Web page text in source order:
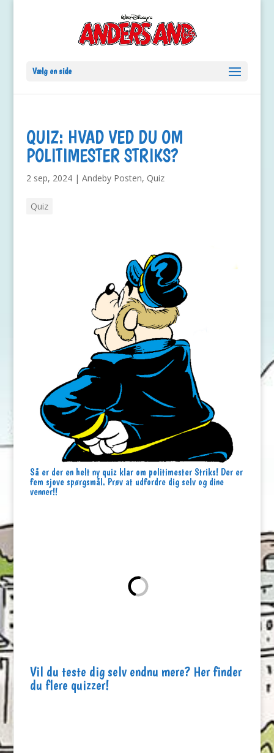
Vælg en side
QUIZ: HVAD VED DU OM
POLITIMESTER STRIKS?
2 sep, 2024| Andeby Posten, Quiz
Quiz
Så er der en helt ny quiz klar om politimester Striks! Der er
fem sjove spørgsmål. Prøv at udfordre dig selv og dine
venner!!
Vil du teste dig selv endnu mere? Her finder
du flere quizzer!